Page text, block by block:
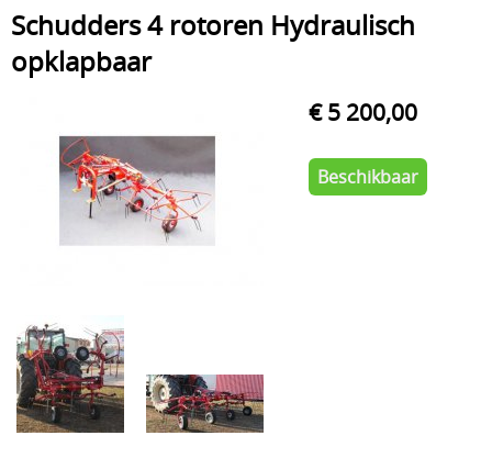
Tuin- Park- & Bosbouwmachines
Graafmachines & grondverzet
Specifiek materiaal en actieproducten
Mijn bestelling laten leveren
Onze Repairshop Diensten
Schudders 4 rotoren Hydraulisch
opklapbaar
€ 5 200,00
Beschikbaar